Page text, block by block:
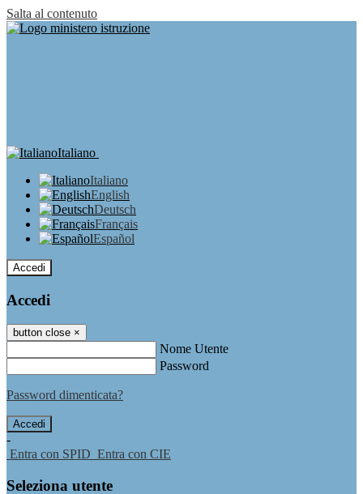
Salta al contenuto
Italiano
Italiano
English
Deutsch
Français
Español
Accedi
Accedi
button close ×
Nome Utente
Password
Password dimenticata?
-
Entra con SPID Entra con CIE
Seleziona utente